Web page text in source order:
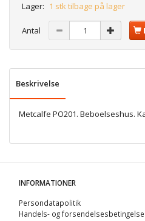
Lager: 1 stk tilbage på lager
Antal
Beskrivelse
Metcalfe PO201. Beboelseshus.
INFORMATIONER
Persondatapolitik
Handels- og